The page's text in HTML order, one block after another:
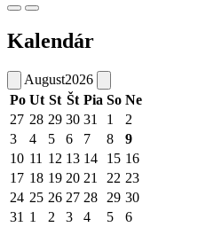
Kalendár
August2026
Po Ut St Št Pia So Ne
27 28 29 30 31 1
2
3
4 5 6 7 8
9
10 11 12 13 14 15 16
17 18 19 20 21 22 23
24 25 26 27 28 29 30
31 1 2 3 4 5 6